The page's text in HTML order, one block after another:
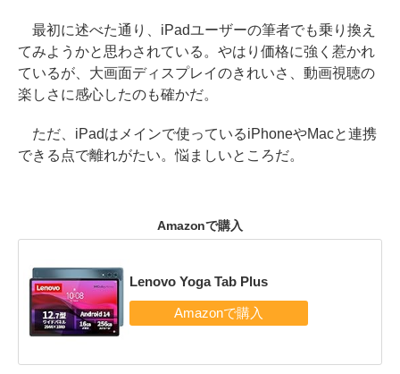
最初に述べた通り、iPadユーザーの筆者でも乗り換え
てみようかと思わされている。やはり価格に強く惹かれ
ているが、大画面ディスプレイのきれいさ、動画視聴の
楽しさに感心したのも確かだ。
ただ、iPadはメインで使っているiPhoneやMacと連携
できる点で離れがたい。悩ましいところだ。
Amazonで購入
Lenovo Yoga Tab Plus